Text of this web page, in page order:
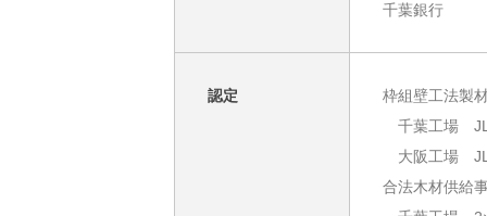
千葉銀行
認定
枠組壁工法製
千葉工場
大阪工場
合法木材供給